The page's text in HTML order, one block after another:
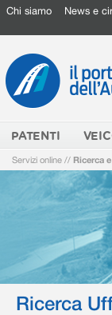
Chi siamo News e
PATENTI
Servizi online // Ricerca
Ricerca